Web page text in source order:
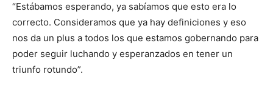
“Estábamos esperando, ya sabíamos que esto era lo
correcto. Consideramos que ya hay definiciones y eso
nos da un plus a todos los que estamos gobernando para
poder seguir luchando y esperanzados en tener un
triunfo rotundo”.